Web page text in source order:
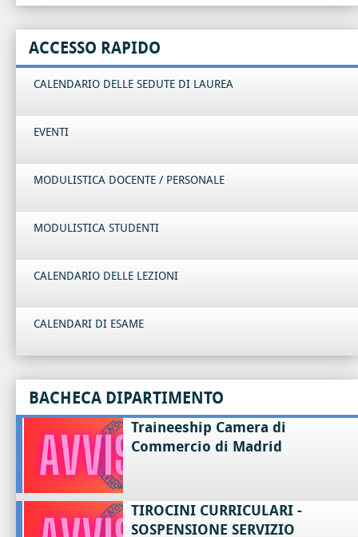
ACCESSO RAPIDO
CALENDARIO DELLE SEDUTE DI LAUREA
EVENTI
MODULISTICA DOCENTE / PERSONALE
MODULISTICA STUDENTI
CALENDARIO DELLE LEZIONI
CALENDARI DI ESAME
BACHECA DIPARTIMENTO
Traineeship Camera di
Commercio di Madrid
TIROCINI CURRICULARI -
SOSPENSIONE SERVIZIO